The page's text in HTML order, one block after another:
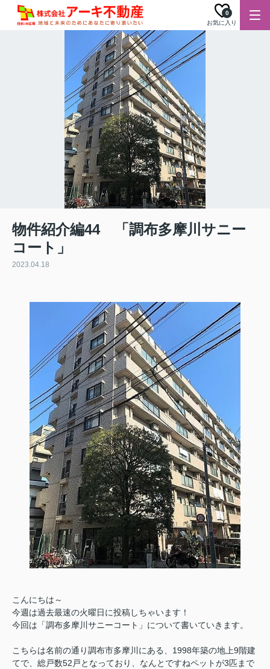
お気に入り
0
物件紹介編44 「調布多摩川サニー
コート」
2023.04.18
こんにちは～
今週は過去最速の火曜日に投稿しちゃいます！
今回は「調布多摩川サニーコート」について書いていきます。
こちらは名前の通り調布市多摩川にある、1998年築の地上9階建
てで、総戸数52戸となっており、なんとですねペットが3匹まで